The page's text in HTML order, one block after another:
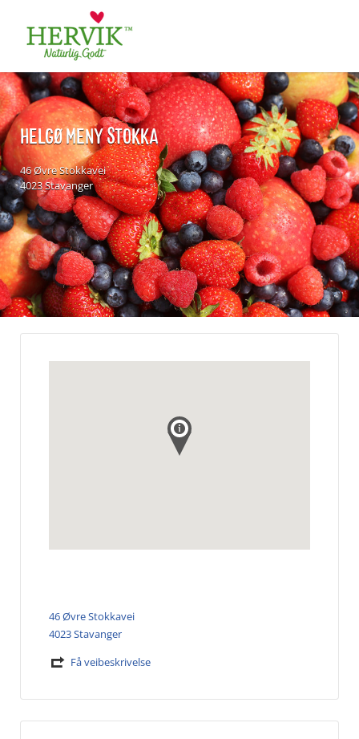
for:
HELGØ MENY STOKKA
46 Øvre Stokkavei
4023 Stavanger
46 Øvre Stokkavei
4023 Stavanger
Få veibeskrivelse